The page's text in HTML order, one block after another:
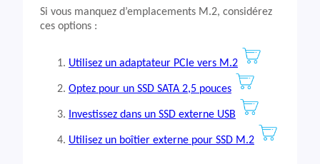
Si vous manquez d’emplacements M.2, considérez
ces options :
Utilisez un adaptateur PCIe vers M.2
Optez pour un SSD SATA 2,5 pouces
Investissez dans un SSD externe USB
Utilisez un boîtier externe pour SSD M.2